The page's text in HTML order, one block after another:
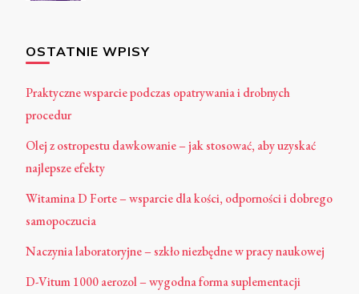
OSTATNIE WPISY
Praktyczne wsparcie podczas opatrywania i drobnych
procedur
Olej z ostropestu dawkowanie – jak stosować, aby uzyskać
najlepsze efekty
Witamina D Forte – wsparcie dla kości, odporności i dobrego
samopoczucia
Naczynia laboratoryjne – szkło niezbędne w pracy naukowej
D-Vitum 1000 aerozol – wygodna forma suplementacji